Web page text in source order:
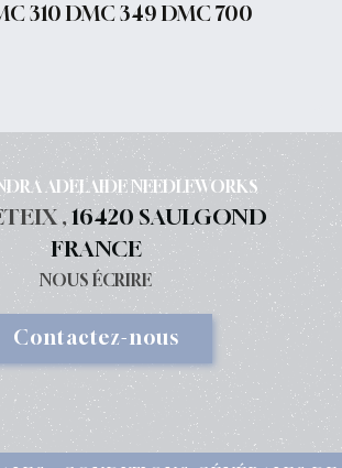
310 DMC 349 DMC 700
ADELAIDE NEEDLEWORKS
,16420 SAULGOND
FRANCE
NOUS ÉCRIRE
Contactez-nous